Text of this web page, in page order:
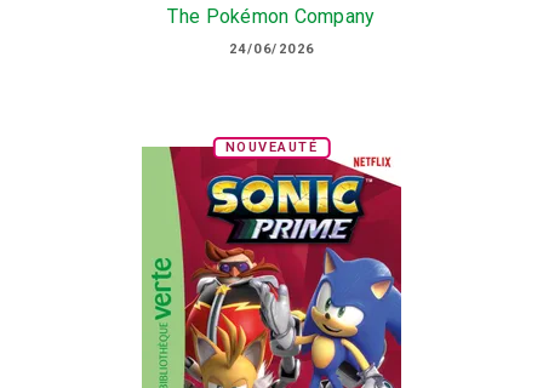
The Pokémon Company
24/06/2026
NOUVEAUTÉ